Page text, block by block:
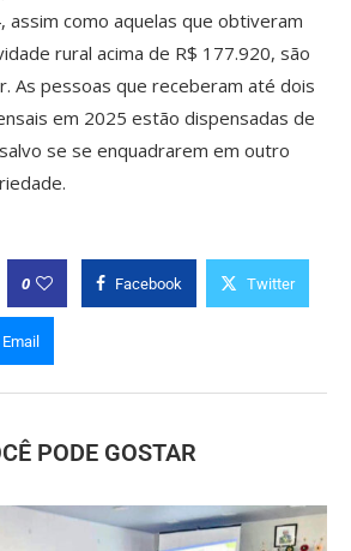
assim como aquelas que obtiveram
rural acima de R$ 177.920, são
As pessoas que receberam até dois
em 2025 estão dispensadas de
se se enquadrarem em outro
0 Facebook Twitter
Email
PODE GOSTAR